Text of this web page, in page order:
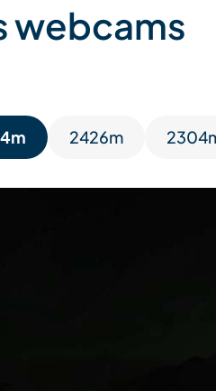
webcams
2426m